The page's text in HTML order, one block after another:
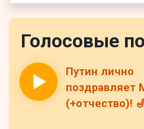
Голосовые
Путин лично
поздравляет
(+отчество)!